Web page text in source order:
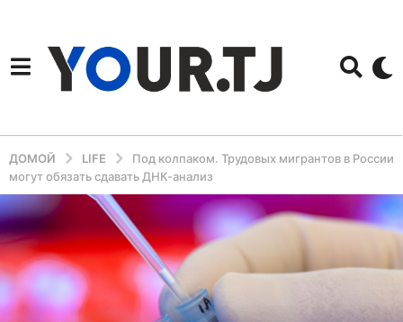
ДОМОЙ LIFE
Под колпаком. Трудовых мигрантов в России
могут обязать сдавать ДНК-анализ